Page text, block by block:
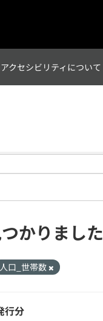
アクセシビリティについて
かりました
人口_世帯数
行分